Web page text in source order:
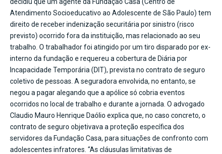
Atendimento Socioeducativo ao Adolescente de São Paulo) tem
direito de receber indenização securitária por sinistro (risco
previsto) ocorrido fora da instituição, mas relacionado ao seu
trabalho. O trabalhador foi atingido por um tiro disparado por ex-
interno da fundação e requereu a cobertura de Diária por
Incapacidade Temporária (DIT), prevista no contrato de seguro
coletivo de pessoas. A seguradora envolvida, no entanto, se
negou a pagar alegando que a apólice só cobria eventos
ocorridos no local de trabalho e durante a jornada. O advogado
Claudio Mauro Henrique Daólio explica que, no caso concreto, o
contrato de seguro objetivava a proteção específica dos
servidores da Fundação Casa, para situações de confronto com
adolescentes infratores. “As cláusulas limitativas de